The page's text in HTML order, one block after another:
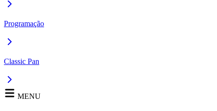
Programação
Classic Pan
MENU